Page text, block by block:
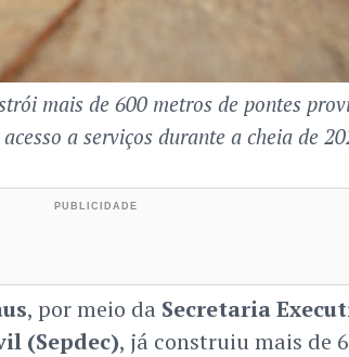
mais de 600 metros de pontes
a serviços durante a cheia de
, por meio da Secretaria
(Sepdec), já construiu mais de